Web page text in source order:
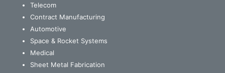
Telecom
Contract Manufacturing
Automotive
Space & Rocket Systems
Medical
Sheet Metal Fabrication